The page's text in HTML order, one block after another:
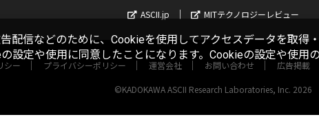
ASCII.jp
MITテクノロジーレビュー
シー プライバシーポリシー 運営会社 お問い合わせ 広告掲載
©KADOKAWA ASCII Research Laboratories, Inc. 2026
配信などのために、Cookieを使用してアクセスデータを取得
設定や使用に同意したことになります。Cookieの設定や使用